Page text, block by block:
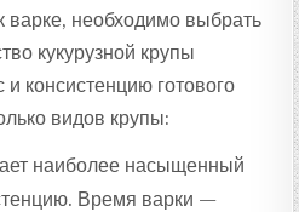
варке, необходимо выбрать
кукурузной крупы
консистенцию готового
видов крупы:
наиболее насыщенный
Время варки —